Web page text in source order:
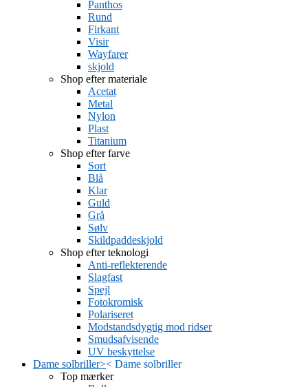
Panthos
Rund
Firkant
Visir
Wayfarer
skjold
Shop efter materiale
Acetat
Metal
Nylon
Plast
Titanium
Shop efter farve
Sort
Blå
Klar
Guld
Grå
Sølv
Skildpaddeskjold
Shop efter teknologi
Anti-reflekterende
Slagfast
Spejl
Fotokromisk
Polariseret
Modstandsdygtig mod ridser
Smudsafvisende
UV beskyttelse
Dame solbriller>< Dame solbriller
Top mærker